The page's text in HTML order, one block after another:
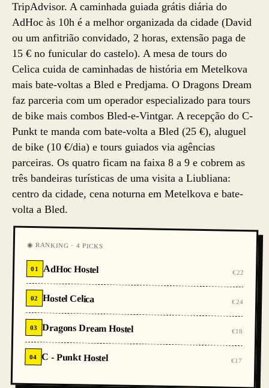
TripAdvisor. A caminhada guiada grátis diária do
AdHoc às 10h é a melhor organizada da cidade (David
ou um anfitrião convidado, 2 horas, extensão paga de
15 € no funicular do castelo). A mesa de tours do
Celica cuida de caminhadas de história em Metelkova
mais bate-voltas a Bled e Predjama. O Dragons Dream
faz parceria com um operador especializado para tours
de bike mais combos Bled-e-Vintgar. A recepção do C-
Punkt te manda com bate-volta a Bled (25 €), aluguel
de bike (10 €/dia) e tours guiados via agências
parceiras. Os quatro ficam na faixa 8 a 9 e cobrem as
três bandeiras turísticas de uma visita a Liubliana:
centro da cidade, cena noturna em Metelkova e bate-
volta a Bled.
◉ RANKING · 4 PICKS
01 AdHoc Hostel €22
02 Hostel Celica €24
03 Dragons Dream Hostel €18
04 C - Punkt Hostel €17